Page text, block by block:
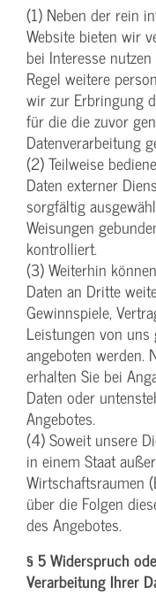
(1) Neben der rein
Website bieten wir
bei Interesse
Regel weitere
wir zur Erbringung
für die die zuvor
Datenverarbeitung
(2) Teilweise
Daten externer
sorgfältig
Weisungen
kontrolliert.
(3) Weiterhin
Daten an Dritte
Gewinnspiele,
Leistungen von
angeboten werden.
erhalten Sie bei
Daten oder
Angebotes.
(4) Soweit unsere
in einem Staat
Wirtschaftsraumen
über die Folgen
des Angebotes.
§ 5 Widerspruch
Verarbeitung Ihrer